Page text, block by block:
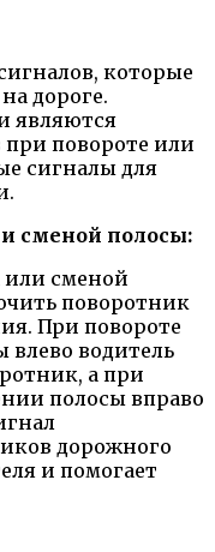
которые
дороге.
являются
повороте или
сигналы для
сменой полосы:
или сменой
поворотник
При повороте
водитель
а при
полосы вправо
дорожного
и помогает